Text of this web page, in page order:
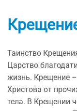
Таинство
Царство
жизнь. Крещение
Христова от
тела. В Крещении